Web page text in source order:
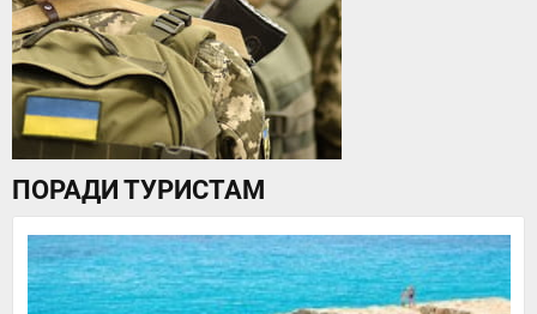
ПОРАДИ ТУРИСТАМ